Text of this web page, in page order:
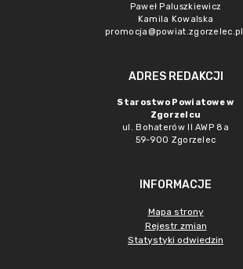
Paweł Paluszkiewicz
Kamila Kowalska
promocja@powiat.zgorzelec.pl
ADRES REDAKCJI
Starostwo Powiatowe w
Zgorzelcu
ul. Bohaterów II AWP 8a
59-900 Zgorzelec
INFORMACJE
Mapa strony
Rejestr zmian
Statystyki odwiedzin